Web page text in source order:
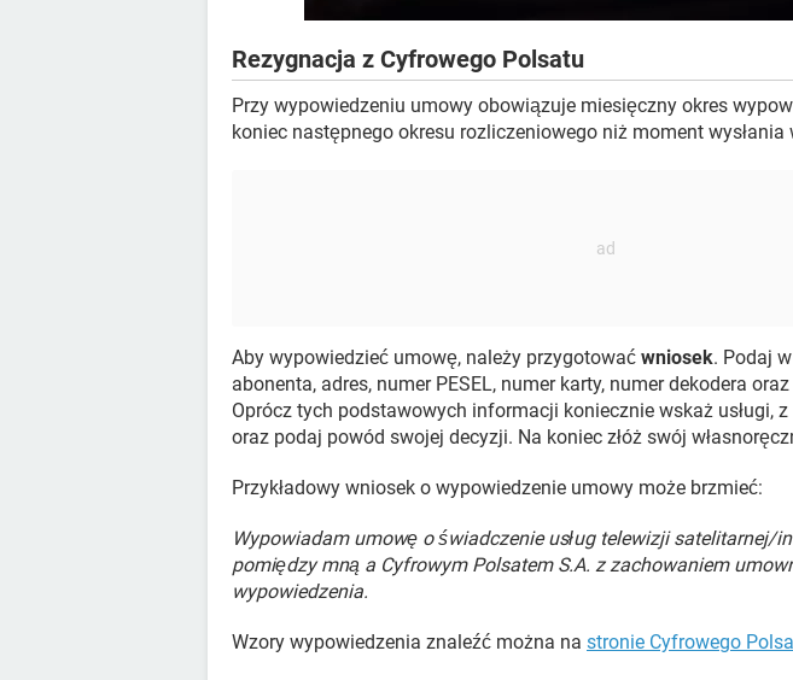
Rezygnacja z Cyfrowego Polsatu
Przy wypowiedzeniu umowy obowiązuje miesięczny okres
koniec następnego okresu rozliczeniowego niż moment wysłania
Aby wypowiedzieć umowę, należy przygotować wniosek. Podaj
abonenta, adres, numer PESEL, numer karty, numer dekodera
Oprócz tych podstawowych informacji koniecznie wskaż usługi,
oraz podaj powód swojej decyzji. Na koniec złóż swój
Przykładowy wniosek o wypowiedzenie umowy może brzmieć:
Wypowiadam umowę o świadczenie usług telewizji satelitarnej/
pomiędzy mną a Cyfrowym Polsatem S.A. z zachowaniem
wypowiedzenia.
Wzory wypowiedzenia znaleźć można na stronie Cyfrowego